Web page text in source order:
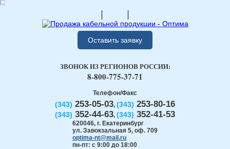
Оставить заявку
Телефон/Факс
(343) 253-05-03, (343) 253-80-16
(343) 352-44-63, (343) 352-41-53
620046, г. Екатеринбург
ул. Завокзальная 5, оф. 709
optima-nt@mail.ru
пн-пт: с 9:00 до 18:00
ЗВОНОК ИЗ РЕГИОНОВ РОССИИ:
8-800-775-37-71